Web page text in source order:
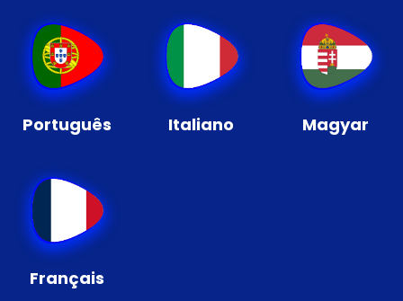
Português Italiano Magyar
Français